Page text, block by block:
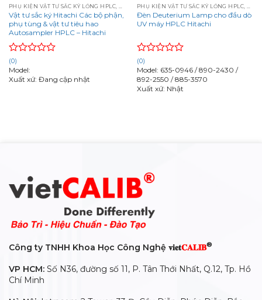
Vật tư sắc ký Hitachi Các bộ phận,
phụ tùng & vật tư tiêu hao
Autosampler HPLC – Hitachi
Rated
0
out
(0)
Model:
Xuất xứ: Đang cập nhật
Đèn Deuterium Lamp cho đầu dò
UV máy HPLC Hitachi
Rated
0
out
of
(0)
Model: 635-0946 / 890-2430 /
892-2550 / 885-3570
Xuất xứ: Nhật
Công ty TNHH Khoa Học Công Nghệ 𝐯𝐢𝐞𝐭𝐂𝐀𝐋𝐈𝐁®
VP HCM: Số N36, đường số 11, P. Tân Thới Nhất, Q.12, Tp. Hồ
Chí Minh